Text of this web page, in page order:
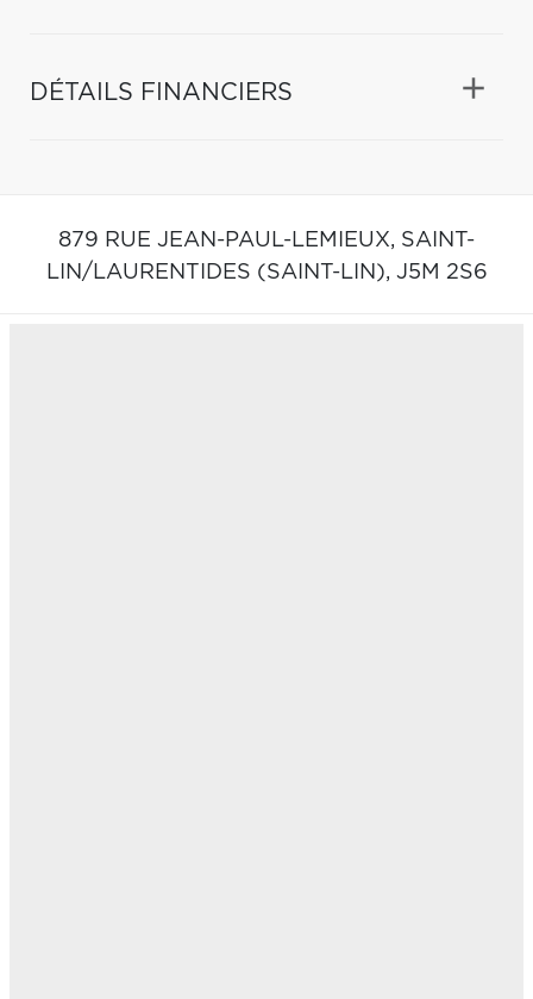
DÉTAILS FINANCIERS
879 RUE JEAN-PAUL-LEMIEUX, SAINT-
LIN/LAURENTIDES (SAINT-LIN), J5M 2S6